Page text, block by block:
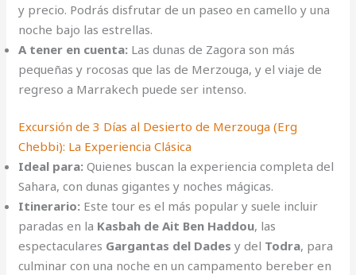
y precio. Podrás disfrutar de un paseo en camello y una
noche bajo las estrellas.
A tener en cuenta: Las dunas de Zagora son más
pequeñas y rocosas que las de Merzouga, y el viaje de
regreso a Marrakech puede ser intenso.
Excursión de 3 Días al Desierto de Merzouga (Erg
Chebbi): La Experiencia Clásica
Ideal para: Quienes buscan la experiencia completa del
Sahara, con dunas gigantes y noches mágicas.
Itinerario: Este tour es el más popular y suele incluir
paradas en la Kasbah de Ait Ben Haddou, las
espectaculares Gargantas del Dades y del Todra, para
culminar con una noche en un campamento bereber en